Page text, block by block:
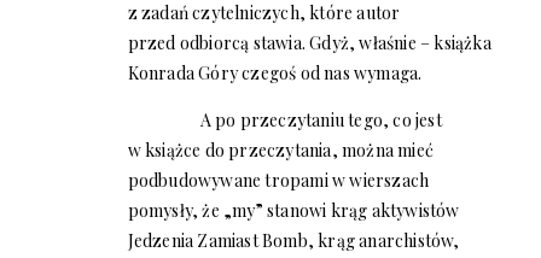
z zadań czytelniczych, które autor
przed odbiorcą stawia. Gdyż, właśnie – książka
Konrada Góry czegoś od nas wymaga.
A po przeczytaniu tego, co jest
w książce do przeczytania, można mieć
podbudowywane tropami w wierszach
pomysły, że „my” stanowi krąg aktywistów
Jedzenia Zamiast Bomb, krąg anarchistów,